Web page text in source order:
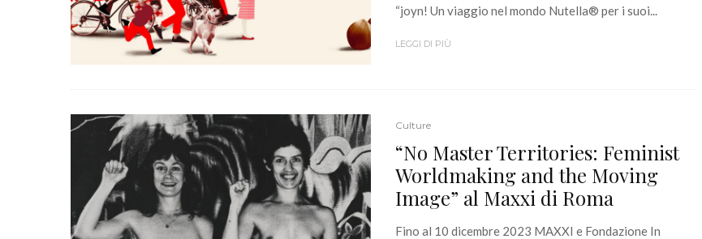
“joyn! Un viaggio nel mondo Nutella® per i suoi...
LEGGI DI PIÙ
Culture
“No Master Territories: Feminist
Worldmaking and the Moving
Image” al Maxxi di Roma
Fino al 10 dicembre 2023 MAXXI e Fondazione In